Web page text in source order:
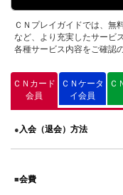
ＣＮプレイガイドでは、無
など、より充実したサービ
各種サービス内容をご確認
ＣＮカード
会員
ＣＮケータ
イ会員
Ｃ
●入会（退会）方法
■会費